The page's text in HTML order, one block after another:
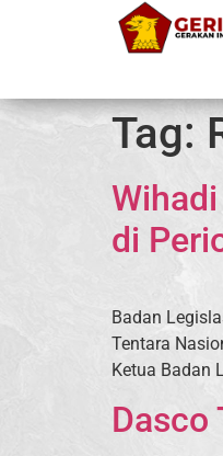
Tag:
di
Badan
Tentara
Ketua Badan
Dasco